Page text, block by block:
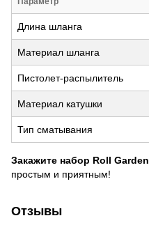
Длина шланга
Материал шланга
Пистолет-распылитель
Материал катушки
Тип сматывания
Закажите набор Roll Garden
простым и приятным!
Отзывы